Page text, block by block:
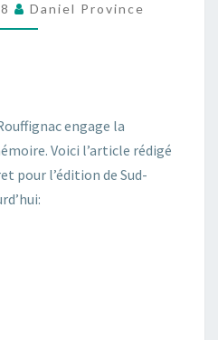
MÉMOIRE
Daniel Province
engage la
Voici l’article rédigé
pour l’édition de Sud-